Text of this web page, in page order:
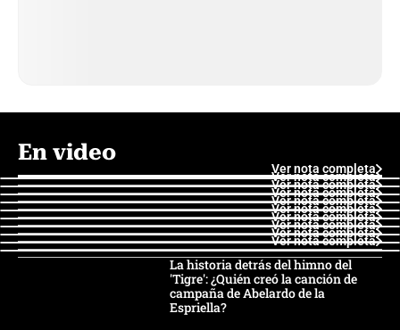
En video
Ver nota completa
Ver nota completa
Ver nota completa
Ver nota completa
Ver nota completa
Ver nota completa
Ver nota completa
Ver nota completa
Ver nota completa
Ver nota completa
La historia detrás del himno del
'Tigre': ¿Quién creó la canción de
campaña de Abelardo de la
Espriella?